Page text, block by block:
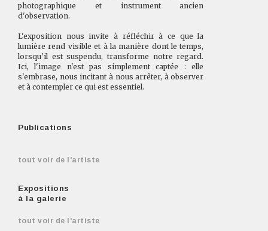
photographique et instrument ancien
d'observation.
L'exposition nous invite à réfléchir à ce que la
lumière rend visible et à la manière dont le temps,
lorsqu'il est suspendu, transforme notre regard.
Ici, l'image n'est pas simplement captée : elle
s'embrase, nous incitant à nous arrêter, à observer
et à contempler ce qui est essentiel.
Publications
tout voir de l'artiste
Expositions
à la galerie
tout voir de l'artiste